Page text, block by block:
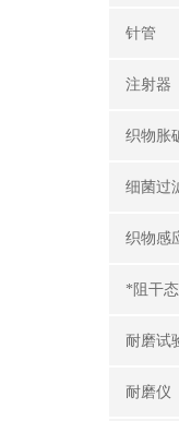
针管
注射器
织物胀
细菌过
织物感
*阻干
耐磨试
耐磨仪